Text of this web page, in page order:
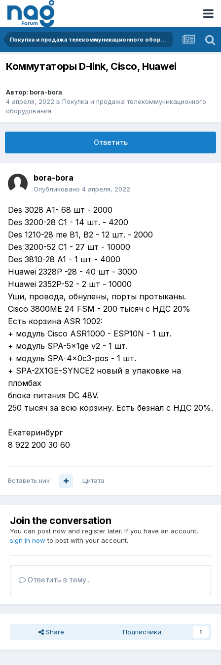
Покупка и продажа телекоммуникационного оборудования
Коммутаторы D-link, Cisco, Huawei
Автор: bora-bora
4 апреля, 2022 в Покупка и продажа телекоммуникационного
оборудования
Ответить
bora-bora
Опубликовано 4 апреля, 2022
Des 3028 А1- 68 шт - 2000
Des 3200-28 C1 - 14 шт. - 4200
Des 1210-28 me B1, B2 - 12 шт. - 2000
Des 3200-52 C1 - 27 шт - 10000
Des 3810-28 A1 - 1 шт - 4000
Huawei 2328P -28 - 40 шт - 3000
Huawei 2352P-52 - 2 шт - 10000
Уши, провода, обнулены, порты протыканы.
Cisco 3800ME 24 FSM - 200 тысяч с НДС 20%
Есть корзина ASR 1002:
+ модуль Cisco ASR1000 - ESP10N - 1 шт.
+ модуль SPA-5x1ge v2 - 1 шт.
+ модуль SPA-4x0c3-pos - 1 шт.
+ SPA-2X1GE-SYNCE2 новый в упаковке на
пломбах
блока питания DC 48V.
250 тысяч за всю корзину. Есть безнал с НДС 20%.
Екатеринбург
8 922 200 30 60
Вставить ник Цитата
Join the conversation
You can post now and register later. If you have an account,
sign in now to post with your account.
Ответить в тему...
Share Подписчики 1